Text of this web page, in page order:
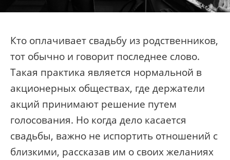
Кто оплачивает свадьбу из родственников,
тот обычно и говорит последнее слово.
Такая практика является нормальной в
акционерных обществах, где держатели
акций принимают решение путем
голосования. Но когда дело касается
свадьбы, важно не испортить отношений с
близкими, рассказав им о своих желаниях